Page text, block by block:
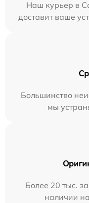
Наш курьер в
доставит ваше
Большинство
мы
Более 20 тыс.
наличии